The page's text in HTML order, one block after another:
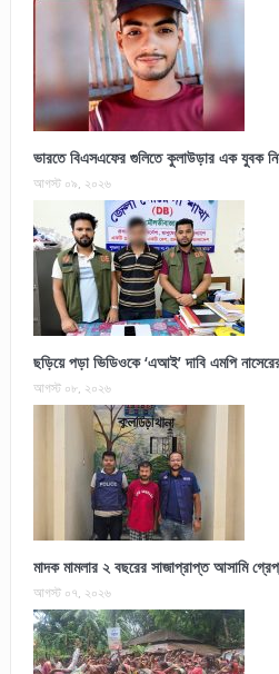
ভারতে বিএসএফের গুলিতে কুলাউড়ার এক যুবক
আগস্ট ০৯, ২০২৬
ছড়িয়ে পড়া ভিডিওকে ‘এআই’ দাবি এমপি
আগস্ট ০৮, ২০২৬
মাদক মামলার ২ বছরের সাজাপ্রাপ্ত আসামি
আগস্ট ০৭, ২০২৬